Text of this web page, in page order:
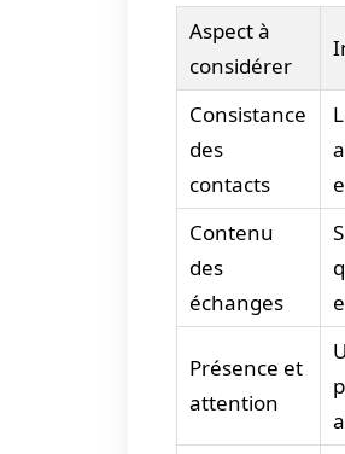
Aspect à
considérer
Consistance
des
contacts
Contenu
des
échanges
Présence et
attention